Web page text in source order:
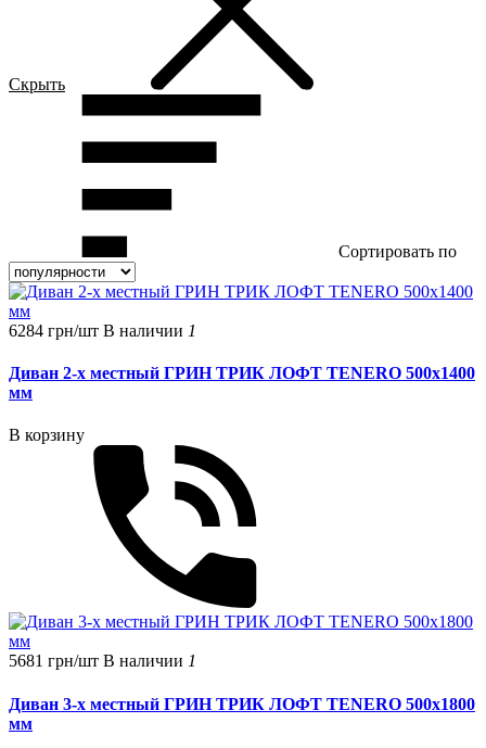
Скрыть
Сортировать по
6284 грн/шт В наличии 1
Диван 2-х местный ГРИН ТРИК ЛОФТ TЕNERO 500x1400
мм
В корзину
5681 грн/шт В наличии 1
Диван 3-х местный ГРИН ТРИК ЛОФТ TЕNERO 500x1800
мм